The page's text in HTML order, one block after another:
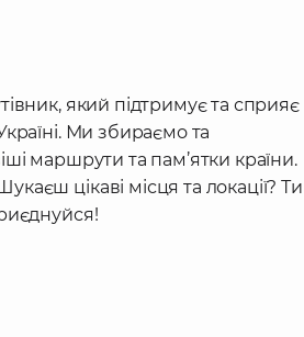
який підтримує та сприяє
Ми збираємо та
маршрути та пам’ятки країни.
цікаві місця та локації? Ти